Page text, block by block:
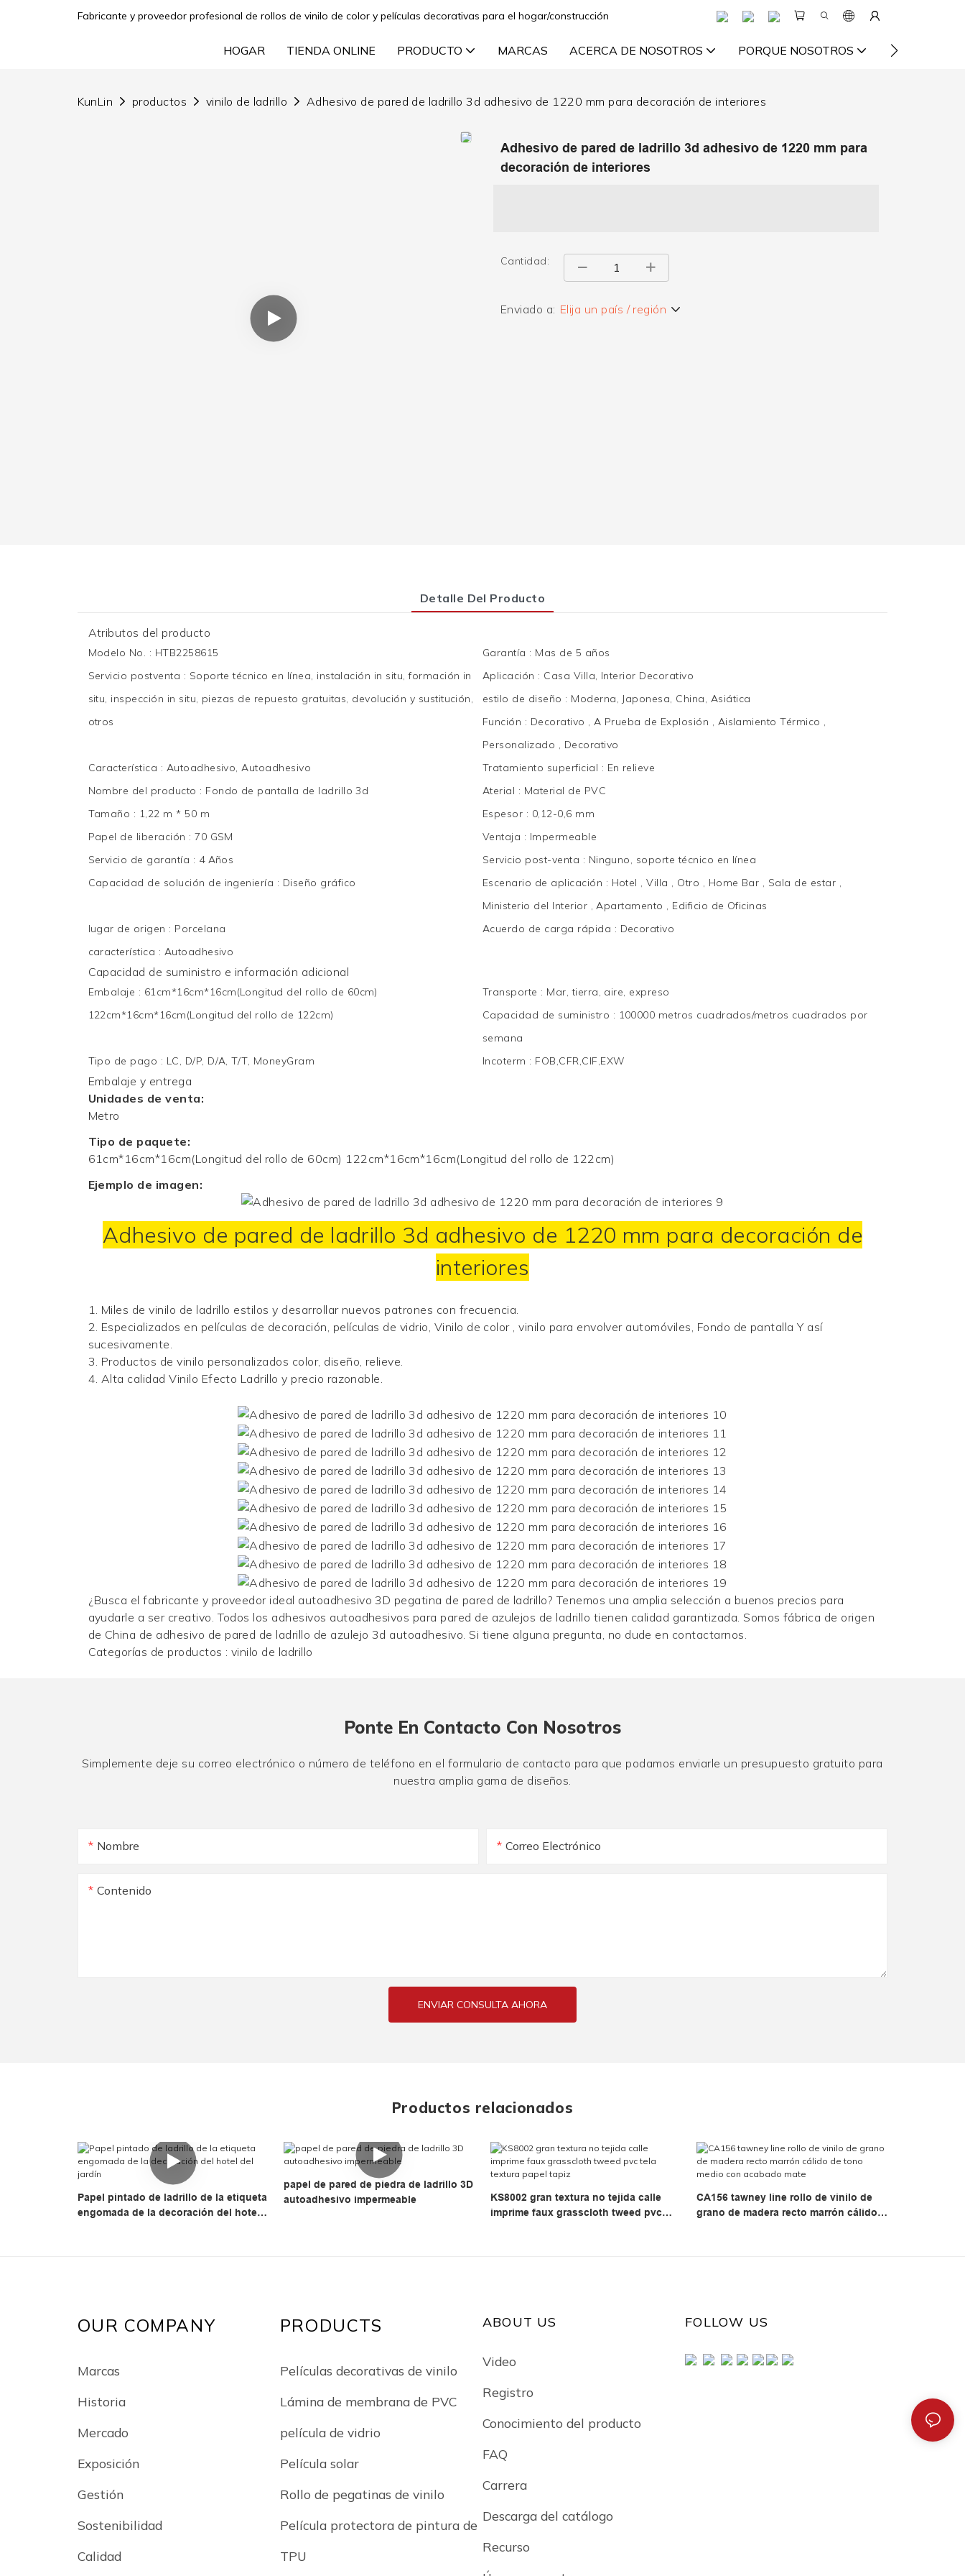
Fabricante y proveedor profesional de rollos de vinilo de color y películas decorativas para el hogar/construcción
HOGAR TIENDA ONLINE PRODUCTO MARCAS ACERCA DE NOSOTROS PORQUE NOSOTROS VIDEO
KunLin productos vinilo de ladrillo Adhesivo de pared de ladrillo 3d adhesivo de 1220 mm para decoración de interiores
Adhesivo de pared de ladrillo 3d adhesivo de 1220 mm para
decoración de interiores
Cantidad:
Enviado a: Elija un país / región
Detalle Del Producto
Atributos del producto
Modelo No. : HTB2258615 Garantía : Mas de 5 años
Servicio postventa : Soporte técnico en línea, instalación in situ, formación in
situ, inspección in situ, piezas de repuesto gratuitas, devolución y sustitución,
otros
Aplicación : Casa Villa, Interior Decorativo
estilo de diseño : Moderna, Japonesa, China, Asiática
Función : Decorativo , A Prueba de Explosión , Aislamiento Térmico ,
Personalizado , Decorativo
Característica : Autoadhesivo, Autoadhesivo Tratamiento superficial : En relieve
Nombre del producto : Fondo de pantalla de ladrillo 3d Aterial : Material de PVC
Tamaño : 1,22 m * 50 m Espesor : 0,12-0,6 mm
Papel de liberación :70 GSM Ventaja : Impermeable
Servicio de garantía : 4 Años Servicio post-venta : Ninguno, soporte técnico en línea
Capacidad de solución de ingeniería : Diseño gráfico Escenario de aplicación : Hotel , Villa , Otro , Home Bar , Sala de estar ,
Ministerio del Interior , Apartamento , Edificio de Oficinas
lugar de origen : Porcelana Acuerdo de carga rápida : Decorativo
característica : Autoadhesivo
Capacidad de suministro e información adicional
Embalaje : 61cm*16cm*16cm(Longitud del rollo de 60cm)
122cm*16cm*16cm(Longitud del rollo de 122cm)
Transporte : Mar, tierra, aire, expreso
Capacidad de suministro : 100000 metros cuadrados/metros cuadrados por
semana
Tipo de pago : LC, D/P, D/A, T/T, MoneyGram Incoterm : FOB,CFR,CIF,EXW
Embalaje y entrega
Unidades de venta:
Metro
Tipo de paquete:
61cm*16cm*16cm(Longitud del rollo de 60cm) 122cm*16cm*16cm(Longitud del rollo de 122cm)
Ejemplo de imagen:
Adhesivo de pared de ladrillo 3d adhesivo de 1220 mm para decoración de
interiores
1. Miles devinilo de ladrillo estilos y desarrollar nuevos patrones con frecuencia.
2. Especializados en películas de decoración, películas de vidrio, Vinilo de color , vinilo para envolver automóviles, Fondo de pantallaY así
sucesivamente.
3. Productos de vinilo personalizados color, diseño, relieve.
4. Alta calidadVinilo Efecto Ladrilloy precio razonable.
¿Busca el fabricante y proveedor ideal autoadhesivo 3D pegatina de pared de ladrillo? Tenemos una amplia selección a buenos precios para
ayudarle a ser creativo. Todos los adhesivos autoadhesivos para pared de azulejos de ladrillo tienen calidad garantizada. Somos fábrica de origen
de China de adhesivo de pared de ladrillo de azulejo 3d autoadhesivo. Si tiene alguna pregunta, no dude en contactarnos.
Categorías de productos : vinilo de ladrillo
Ponte En Contacto Con Nosotros
Simplemente deje su correo electrónico o número de teléfono en el formulario de contacto para que podamos enviarle un presupuesto gratuito para
nuestra amplia gama de diseños.
Nombre Correo Electrónico
Contenido
ENVIAR CONSULTA AHORA
Productos relacionados
Papel pintado de ladrillo de la etiqueta
engomada de la decoración del hotel
papel de pared de piedra de ladrillo 3D
autoadhesivo impermeable
KS8002 gran textura no tejida calle
imprime faux grasscloth tweed pvc
CA156 tawney line rollo de vinilo de
grano de madera recto marrón cálido
OUR COMPANY
Marcas
Historia
Mercado
Exposición
Gestión
Sostenibilidad
Calidad
PRODUCTS
Películas decorativas de vinilo
Lámina de membrana de PVC
película de vidrio
Película solar
Rollo de pegatinas de vinilo
Película protectora de pintura de
TPU
ABOUT US
Video
Registro
Conocimiento del producto
FAQ
Carrera
Descarga del catálogo
Recurso
FOLLOW US